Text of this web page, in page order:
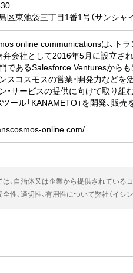
区東池袋三丁目1番1号（サンシャ
online communicationsは、ト
弁会社として2016年5月に設立さ
であるSalesforce Venturesから
スコスモスの営業・開発力などを
・サービスの提供に向けて取り
ール「KANAMETO」を開発、販売
online.com/
、自治体又は企業から提供されている
全性、適切性、有用性について弊社（イ